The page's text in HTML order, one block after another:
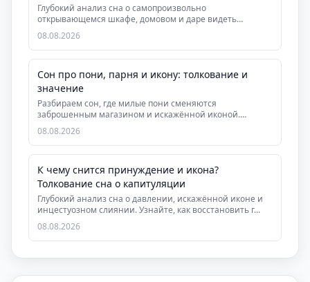
Глубокий анализ сна о самопроизвольно
открывающемся шкафе, домовом и даре видеть
скрытую суть людей....
08.08.2026
Сон про пони, парня и икону: толкование и
значение
Разбираем сон, где милые пони сменяются
заброшенным магазином и искажённой иконой.
Узнайте, что он г...
08.08.2026
К чему снится принуждение и икона?
Толкование сна о капитуляции
Глубокий анализ сна о давлении, искажённой иконе и
инцестуозном слиянии. Узнайте, как восстановить г...
08.08.2026